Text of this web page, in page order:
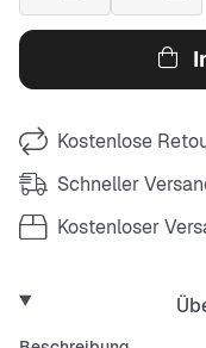
Kostenlose
Schneller
Kostenloser